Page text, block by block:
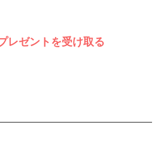
レゼントを受け取る